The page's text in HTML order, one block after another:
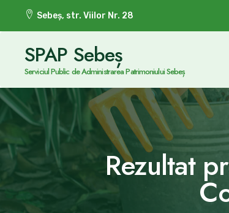
Sebeș, str. Viilor Nr. 28
SPAP Sebeș
Serviciul Public de Administrarea Patrimoniului Sebeș
Rezultat